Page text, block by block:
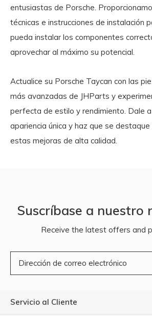
entusiastas de Porsche.
técnicas e instrucciones de instalación
pueda instalar los componentes
aprovechar al máximo su potencial.
Actualice su Porsche Taycan con las
más avanzadas de JHParts y
perfecta de estilo y rendimiento. Dale
apariencia única y haz que se
estas mejoras de alta calidad.
Suscríbase a nuestro
Receive the latest offers and
Servicio al Cliente